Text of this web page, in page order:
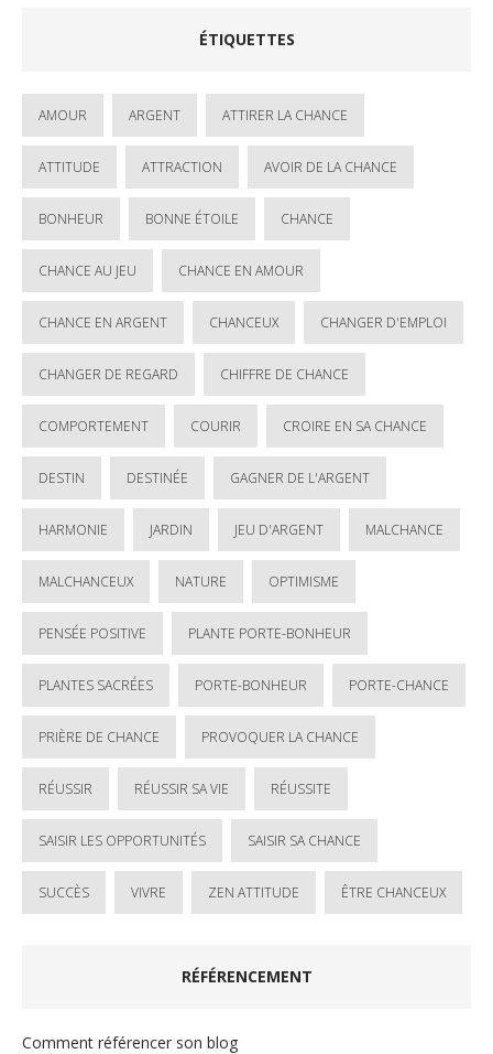
ÉTIQUETTES
AMOUR ARGENT ATTIRER LA CHANCE
ATTITUDE ATTRACTION AVOIR DE LA CHANCE
BONHEUR BONNE ÉTOILE CHANCE
CHANCE AU JEU CHANCE EN AMOUR
CHANCE EN ARGENT CHANCEUX CHANGER D'EMPLOI
CHANGER DE REGARD CHIFFRE DE CHANCE
COMPORTEMENT COURIR CROIRE EN SA CHANCE
DESTIN DESTINÉE GAGNER DE L'ARGENT
HARMONIE JARDIN JEU D'ARGENT MALCHANCE
MALCHANCEUX NATURE OPTIMISME
PENSÉE POSITIVE PLANTE PORTE-BONHEUR
PLANTES SACRÉES PORTE-BONHEUR PORTE-CHANCE
PRIÈRE DE CHANCE PROVOQUER LA CHANCE
RÉUSSIR RÉUSSIR SA VIE RÉUSSITE
SAISIR LES OPPORTUNITÉS SAISIR SA CHANCE
SUCCÈS VIVRE ZEN ATTITUDE ÊTRE CHANCEUX
RÉFÉRENCEMENT
Comment référencer son blog